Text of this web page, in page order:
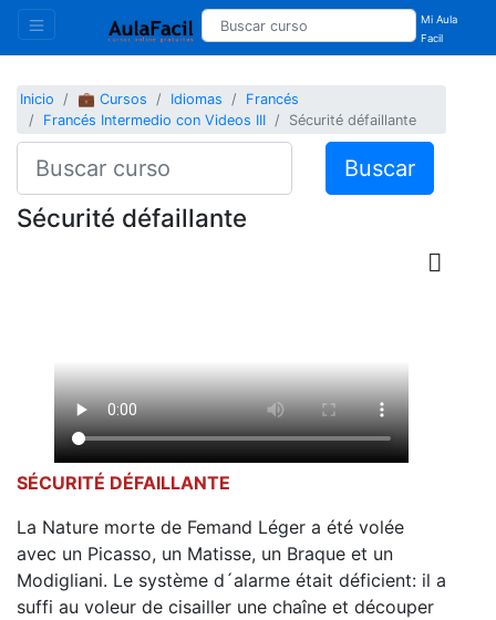
Mi Aula
Facil
Inicio 💼 Cursos Idiomas
Francés
Francés Intermedio con Videos III
Sécurité défaillante
Buscar
Sécurité défaillante
SÉCURITÉ DÉFAILLANTE
La Nature morte de Femand Léger a été volée
avec un Picasso, un Matisse, un Braque et un
Modigliani. Le système d´alarme était déficient: il a
suffi au voleur de cisailler une chaîne et découper